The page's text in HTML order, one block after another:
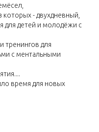
- двухдневный,
для детей и молодёжи с
тренингов для
с ментальными
время для новых